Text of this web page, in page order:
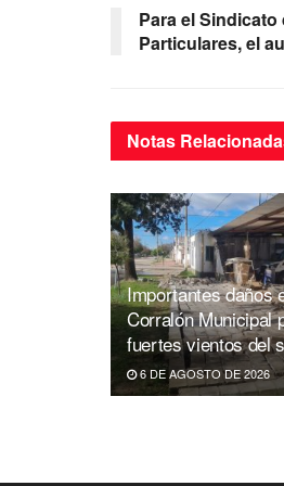
b
o
k
Para el
Particulares, el
Notas
Importantes daños
Corralón Municipal
fuertes vientos del
6 DE AGOSTO DE 2026